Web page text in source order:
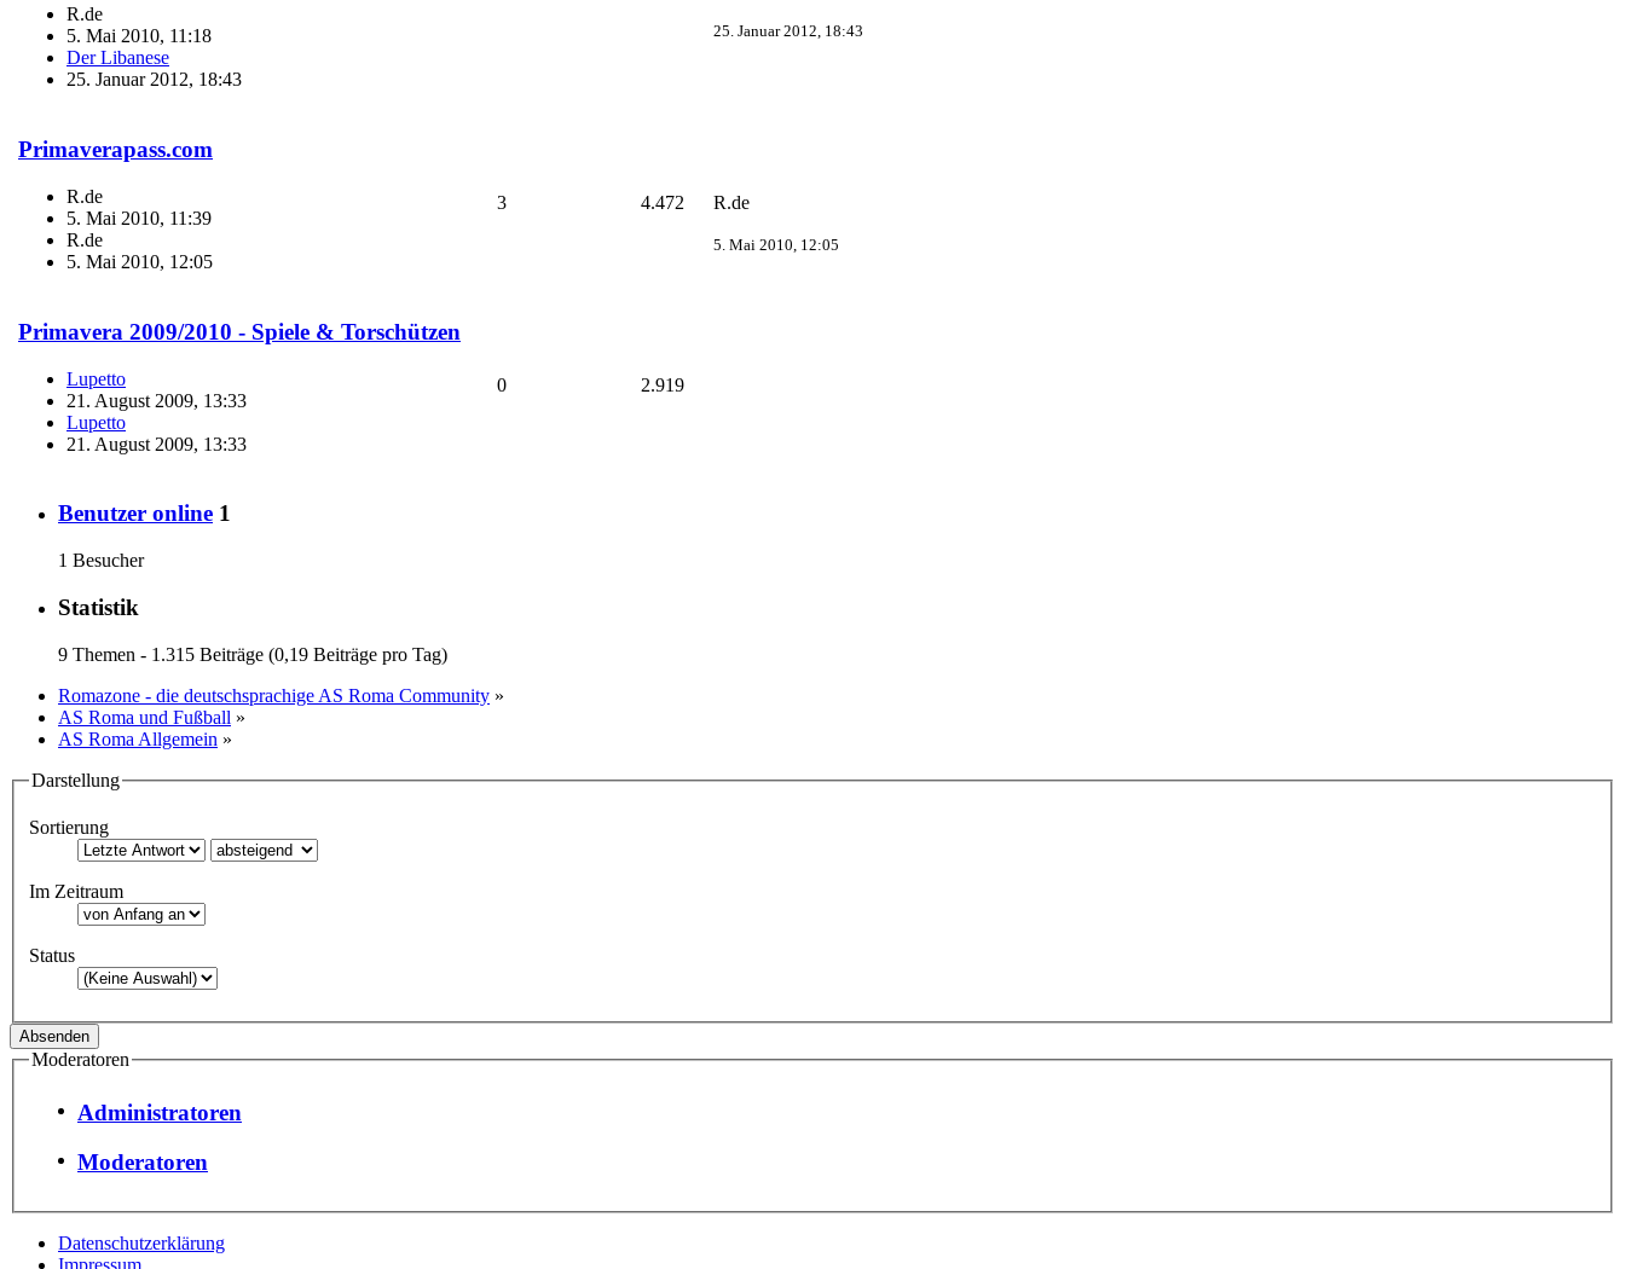
R.de
5. Mai 2010, 11:18
Der Libanese
25. Januar 2012, 18:43
25. Januar 2012, 18:43
Primaverapass.com
R.de
5. Mai 2010, 11:39
R.de
5. Mai 2010, 12:05
3 4.472 R.de
5. Mai 2010, 12:05
Primavera 2009/2010 - Spiele & Torschützen
Lupetto
21. August 2009, 13:33
Lupetto
21. August 2009, 13:33
0 2.919
Benutzer online 1
1 Besucher
Statistik
9 Themen - 1.315 Beiträge (0,19 Beiträge pro Tag)
Romazone - die deutschsprachige AS Roma Community »
AS Roma und Fußball »
AS Roma Allgemein »
Darstellung
Sortierung
Im Zeitraum
Status
Moderatoren
Administratoren
Moderatoren
Datenschutzerklärung
Impressum